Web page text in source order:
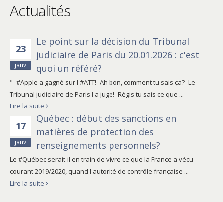
Actualités
23
janv
Le point sur la décision du Tribunal
judiciaire de Paris du 20.01.2026 : c'est
quoi un référé?
"- #Apple a gagné sur l'#ATT!- Ah bon, comment tu sais ça?- Le
Tribunal judiciaire de Paris l'a jugé!- Régis tu sais ce que ...
Lire la suite
17
janv
Québec : début des sanctions en
matières de protection des
renseignements personnels?
Le #Québec serait-il en train de vivre ce que la France a vécu
courant 2019/2020, quand l'autorité de contrôle française ...
Lire la suite